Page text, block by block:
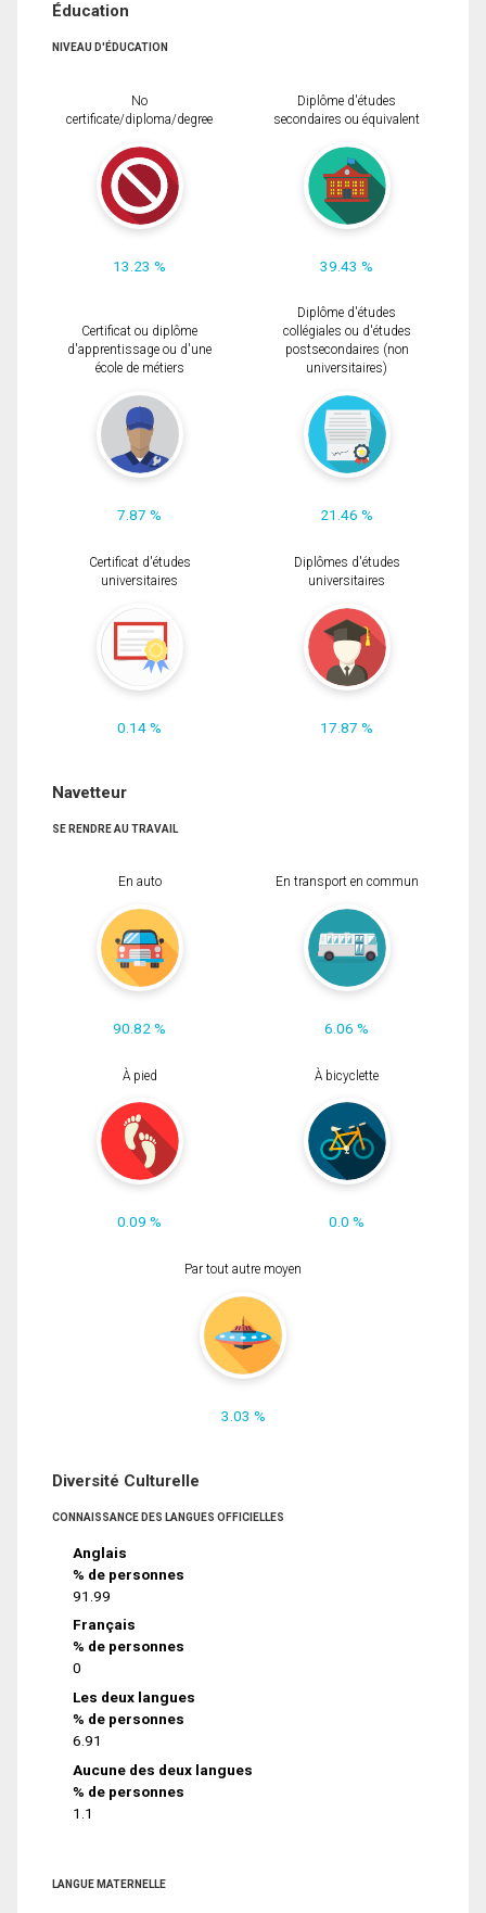
Éducation
NIVEAU D'ÉDUCATION
No
certificate/diploma/degree
13.23 %
Diplôme d'études
secondaires ou équivalent
39.43 %
Certificat ou diplôme
d'apprentissage ou d'une
école de métiers
7.87 %
Diplôme d'études
collégiales ou d'études
postsecondaires (non
universitaires)
21.46 %
Certificat d'études
universitaires
0.14 %
Diplômes d'études
universitaires
17.87 %
Navetteur
SE RENDRE AU TRAVAIL
En auto
90.82 %
En transport en commun
6.06 %
À pied
0.09 %
À bicyclette
0.0 %
Par tout autre moyen
3.03 %
Diversité Culturelle
CONNAISSANCE DES LANGUES OFFICIELLES
Anglais
% de personnes
91.99
Français
% de personnes
0
Les deux langues
% de personnes
6.91
Aucune des deux langues
% de personnes
1.1
LANGUE MATERNELLE